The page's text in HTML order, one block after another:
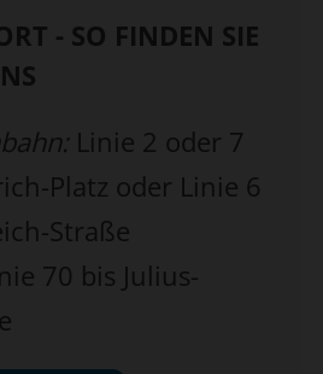
- SO FINDEN SIE
Linie 2 oder 7
Platz oder Linie 6
Straße
70 bis Julius-